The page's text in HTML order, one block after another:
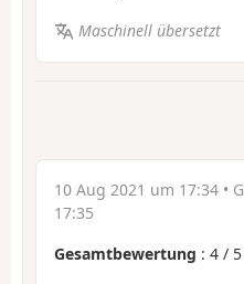
Maschinell übersetzt
10 Aug 2021 um 17:34 •
17:35
Gesamtbewertung : 4 / 5